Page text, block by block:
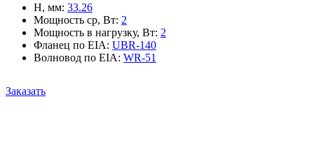
H, мм: 33.26
Мощность ср, Вт: 2
Мощность в нагрузку, Вт: 2
Фланец по EIA: UBR-140
Волновод по EIA: WR-51
Заказать